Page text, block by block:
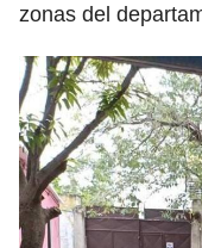
zonas del